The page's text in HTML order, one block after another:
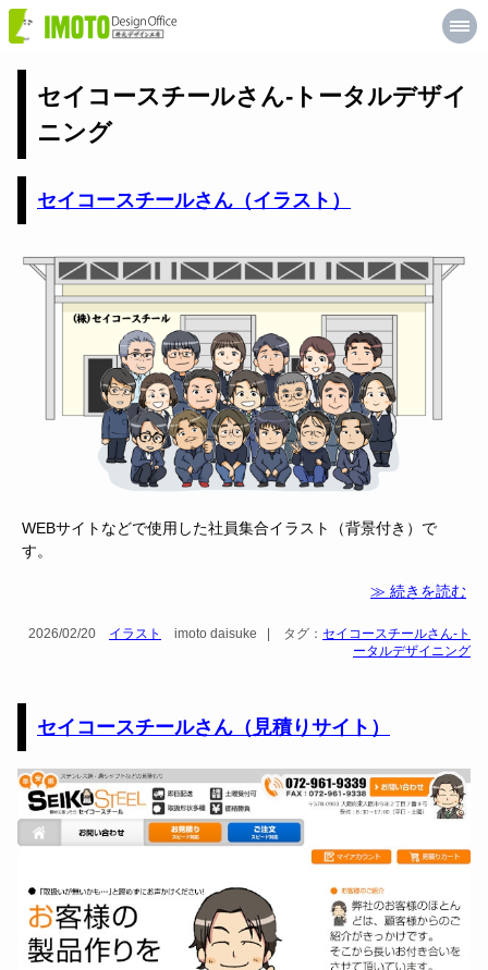
井
デ
セイコースチールさん-トータルデザイ
ニング
セイコースチールさん（イラスト）
WEBサイトなどで使用した社員集合イラスト（背景付き）で
す。
≫ 続きを読む
2026/02/20 イラスト imoto daisuke タグ： セイコースチールさん-ト
ータルデザイニング
セイコースチールさん（見積りサイト）